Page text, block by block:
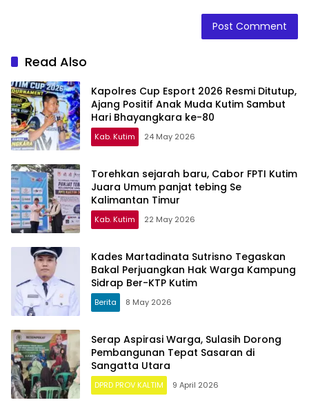
Read Also
Kapolres Cup Esport 2026 Resmi Ditutup,
Ajang Positif Anak Muda Kutim Sambut
Hari Bhayangkara ke-80
Kab. Kutim 24 May 2026
Torehkan sejarah baru, Cabor FPTI Kutim
Juara Umum panjat tebing Se
Kalimantan Timur
Kab. Kutim 22 May 2026
Kades Martadinata Sutrisno Tegaskan
Bakal Perjuangkan Hak Warga Kampung
Sidrap Ber-KTP Kutim
Berita 8 May 2026
Serap Aspirasi Warga, Sulasih Dorong
Pembangunan Tepat Sasaran di
Sangatta Utara
DPRD PROV KALTIM 9 April 2026